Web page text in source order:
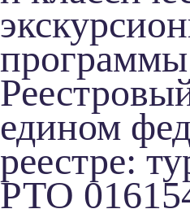
едином
реестре:
РТО